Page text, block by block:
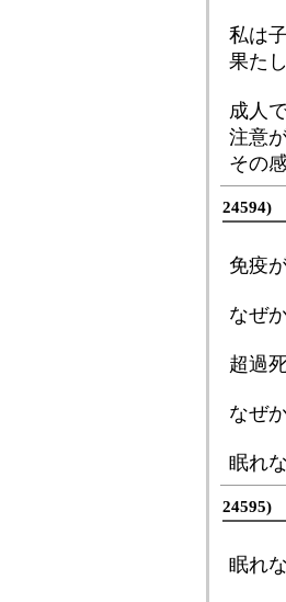
私は
果た
成人
注意
その
24594)
免疫
なぜ
超過
なぜ
眠れ
24595)
眠れ